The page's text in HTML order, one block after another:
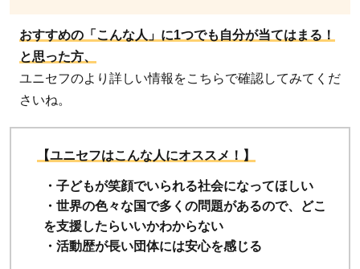
おすすめの「こんな人」に1つでも自分が当てはまる！
と思った方、
ユニセフのより詳しい情報をこちらで確認してみてくだ
さいね。
【ユニセフはこんな人にオススメ！】
・子どもが笑顔でいられる社会になってほしい
・世界の色々な国で多くの問題があるので、どこ
を支援したらいいかわからない
・活動歴が長い団体には安心を感じる